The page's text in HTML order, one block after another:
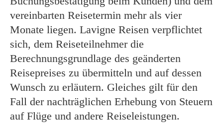
vereinbarten Reisetermin mehr als vier
Monate liegen. Lavigne Reisen verpflichtet
sich, dem Reiseteilnehmer die
Berechnungsgrundlage des geänderten
Reisepreises zu übermitteln und auf dessen
Wunsch zu erläutern. Gleiches gilt für den
Fall der nachträglichen Erhebung von Steuern
auf Flüge und andere Reiseleistungen.